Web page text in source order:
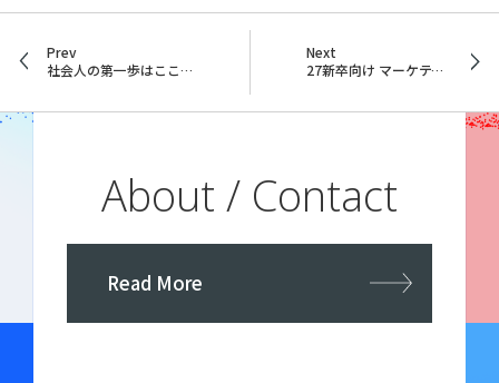
Prev
社会人の第一歩はここから！――ウイングアークの新卒研修担当者に聞いた全職種共通研修への思い
Next
27新卒向け マーケティング職のインターンシップを開催しました！
About / Contact
Read More